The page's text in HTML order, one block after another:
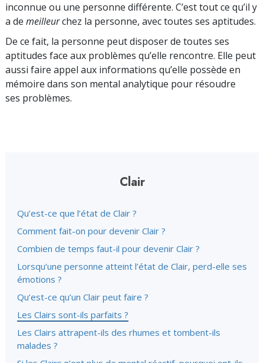
inconnue ou une personne différente. C’est tout ce qu’il y
a de meilleurchez la personne, avec toutes ses aptitudes.
De ce fait, la personne peut disposer de toutes ses
aptitudes face aux problèmes qu’elle rencontre. Elle peut
aussi faire appel aux informations qu’elle possède en
mémoire dans son mental analytique pour résoudre
ses problèmes.
Clair
Qu’est-ce que l’état de Clair ?
Comment fait-on pour devenir Clair ?
Combien de temps faut-il pour devenir Clair ?
Lorsqu’une personne atteint l’état de Clair, perd-elle ses
émotions ?
Qu’est-ce qu’un Clair peut faire ?
Les Clairs sont-ils parfaits ?
Les Clairs attrapent-ils des rhumes et tombent-ils
malades ?